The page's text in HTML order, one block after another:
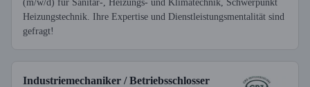
(m/w/d) für Sanitär-, Heizungs- und Klimatechnik, Schwerpunkt
Heizungstechnik. Ihre Expertise und Dienstleistungsmentalität sind
gefragt!
Industriemechaniker / Betriebsschlosser